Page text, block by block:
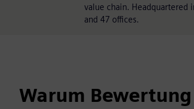
value chain. Headquartered
and 47 offices.
Warum